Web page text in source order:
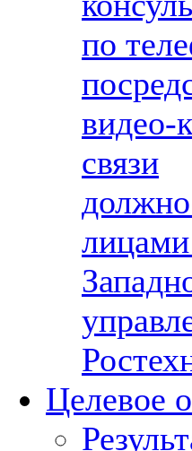
по
видео-
связи
Целевое